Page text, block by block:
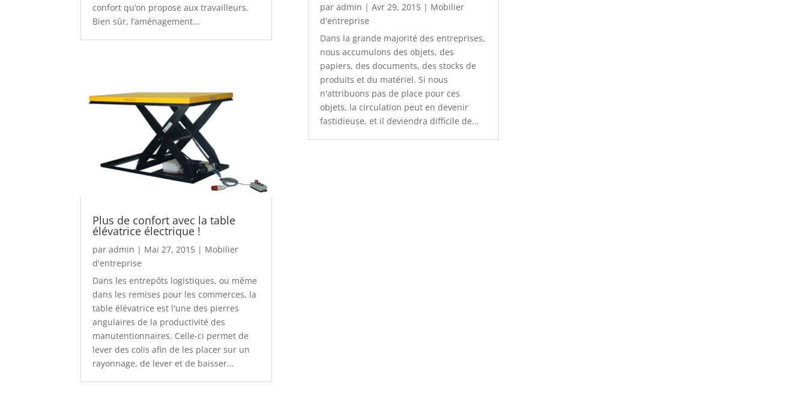
confort qu’on propose aux travailleurs.
Bien sûr, l’aménagement...
Plus de confort avec la table
élévatrice électrique !
paradmin | Mai 27, 2015 | Mobilier
d'entreprise
Dans les entrepôts logistiques, ou même
dans les remises pour les commerces, la
table élévatrice est l'une des pierres
angulaires de la productivité des
manutentionnaires. Celle-ci permet de
lever des colis afin de les placer sur un
rayonnage, de lever et de baisser...
par admin | Avr 29, 2015| Mobilier
d'entreprise
Dans la grande majorité des entreprises,
nous accumulons des objets, des
papiers, des documents, des stocks de
produits et du matériel. Si nous
n'attribuons pas de place pour ces
objets, la circulation peut en devenir
fastidieuse, et il deviendra difficile de...